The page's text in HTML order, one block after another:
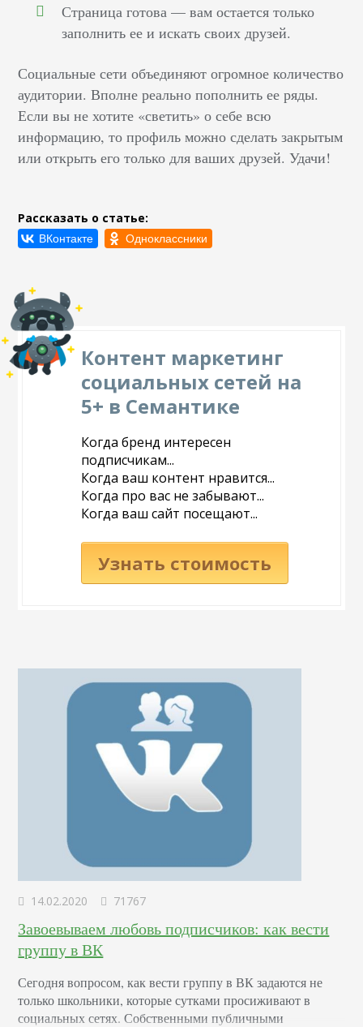
Страница готова — вам остается только
заполнить ее и искать своих друзей.
Социальные сети объединяют огромное количество
аудитории. Вполне реально пополнить ее ряды.
Если вы не хотите «светить» о себе всю
информацию, то профиль можно сделать закрытым
или открыть его только для ваших друзей. Удачи!
Рассказать о статье:
Контент маркетинг
социальных сетей на
5+ в Семантике
Когда бренд интересен
подписчикам...
Когда ваш контент нравится...
Когда про вас не забывают...
Когда ваш сайт посещают...
Узнать стоимость
14.02.2020 71767
Завоевываем любовь подписчиков: как вести
группу в ВК
Сегодня вопросом, как вести группу в ВК задаются не
только школьники, которые сутками просиживают в
социальных сетях. Собственными публичными